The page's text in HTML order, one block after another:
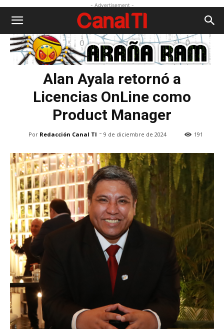
- Advertisement -
Alan Ayala retornó a
Licencias OnLine como
Product Manager
Por Redacción Canal TI - 9 de diciembre de 2024 191